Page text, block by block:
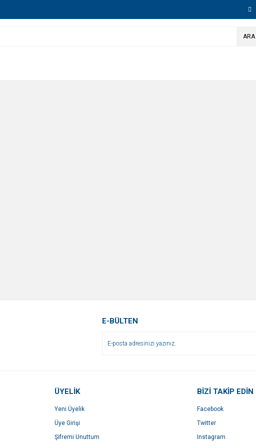
ARA
E-BÜLTEN
ÜYELİK
Yeni Üyelik
Üye Girişi
Şifremi Unuttum
BİZİ TAKİP EDİN
Facebook
Twitter
Instagram